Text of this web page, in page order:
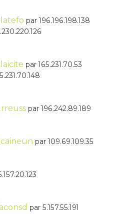
par 196.196.198.138
par 165.231.70.53
par 196.242.89.189
par 109.69.109.35
par 5.157.55.191